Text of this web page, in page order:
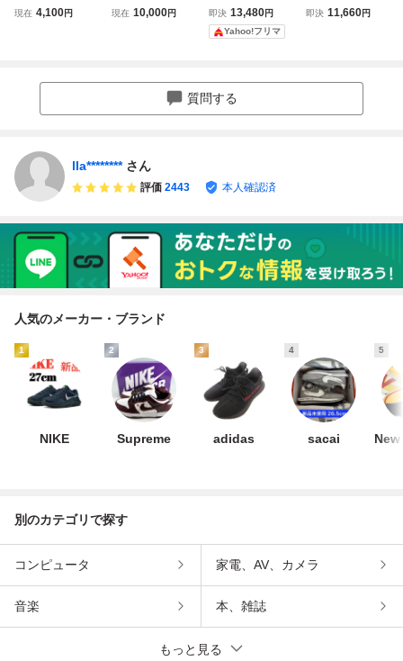
SP Mellow ナイキ
現在 4,100円
ナイキair max90
現在 10,000円
ナイキ エアマック
ス 90 ホワイト 27.
5cm
即決 13,480円
Yahoo!フリマ
CORPION_エアマ
即決 11,660円
質問する
lla******** さん
評価 2443 本人確認済
人気のメーカー・ブランド
1
NIKE
2
Supreme
3
adidas
4
sacai
5
別のカテゴリで探す
コンピュータ 家電、AV、カメラ
音楽 本、雑誌
もっと見る